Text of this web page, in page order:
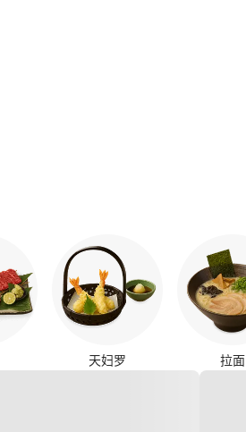
天妇罗 拉面